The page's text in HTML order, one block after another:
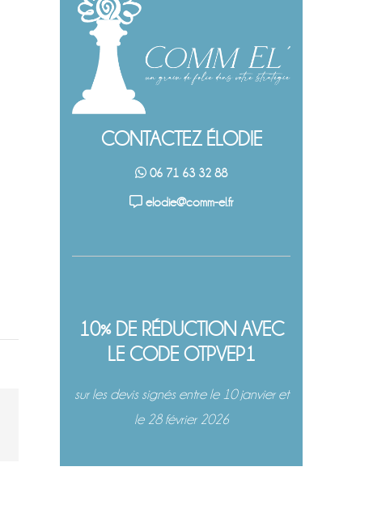
CONTACTEZ ÉLODIE
06 71 63 32 88
elodie@comm-el.fr
10% DE RÉDUCTION AVEC
LE CODE OTPVEP1
sur les devis signés entre le 10 janvier et
le 28 février 2026